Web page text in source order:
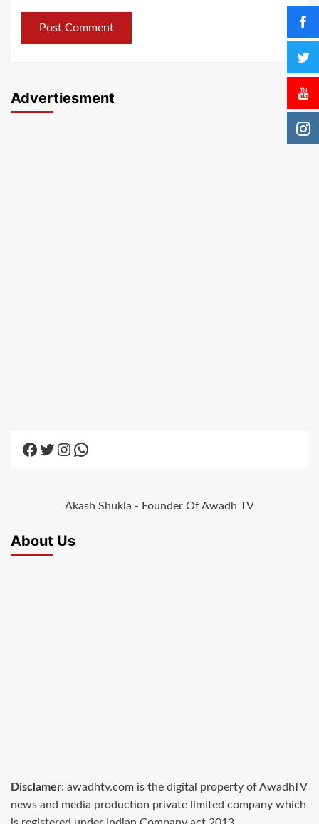
Advertiesment
Facebook
Twitter
Instagram
WhatsApp
Akash Shukla - Founder Of Awadh TV
About Us
Disclamer: awadhtv.com is the digital property of AwadhTV
news and media production private limited company which